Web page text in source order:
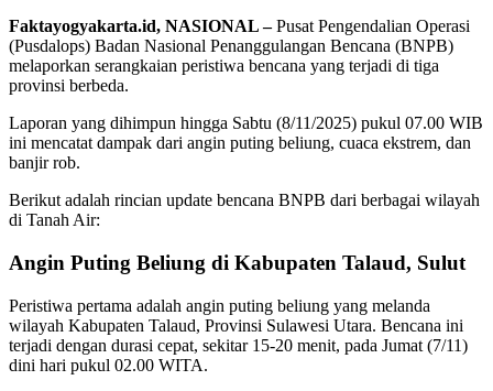
Faktayogyakarta.id, NASIONAL –Pusat Pengendalian Operasi
(Pusdalops) Badan Nasional Penanggulangan Bencana (BNPB)
melaporkan serangkaian peristiwa bencana yang terjadi di tiga
provinsi berbeda.
Laporan yang dihimpun hingga Sabtu (8/11/2025) pukul 07.00 WIB
ini mencatat dampak dari angin puting beliung, cuaca ekstrem, dan
banjir rob.
Berikut adalah rincian update bencana BNPB dari berbagai wilayah
di Tanah Air:
Angin Puting Beliung di Kabupaten Talaud, Sulut
Peristiwa pertama adalah angin puting beliung yang melanda
wilayah Kabupaten Talaud, Provinsi Sulawesi Utara. Bencana ini
terjadi dengan durasi cepat, sekitar 15-20 menit, pada Jumat (7/11)
dini hari pukul 02.00 WITA.